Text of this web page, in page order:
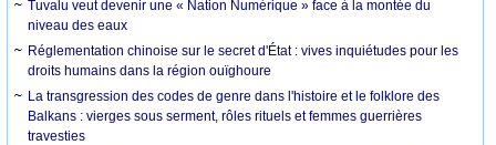
Tuvalu veut devenir une « Nation Numérique » face à la montée du
niveau des eaux
Réglementation chinoise sur le secret d'État : vives inquiétudes pour les
droits humains dans la région ouïghoure
La transgression des codes de genre dans l'histoire et le folklore des
Balkans : vierges sous serment, rôles rituels et femmes guerrières
travesties